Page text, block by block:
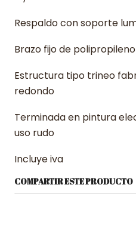
Respaldo con soporte
Brazo fijo de polipropileno
Estructura tipo trineo
redondo
Terminada en pintura
uso rudo
Incluye iva
COMPARTIR ESTE PRODUCTO